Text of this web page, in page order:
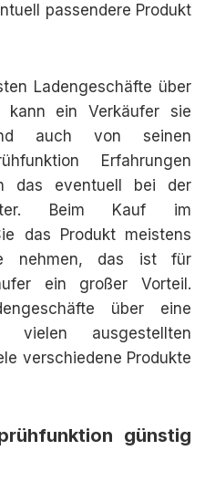
passendere Produkt
Ladengeschäfte über
kann ein Verkäufer sie
auch von seinen
Erfahrungen
das eventuell bei der
Beim Kauf im
das Produkt meistens
nehmen, das ist für
ein großer Vorteil.
über eine
vielen ausgestellten
verschiedene Produkte
günstig